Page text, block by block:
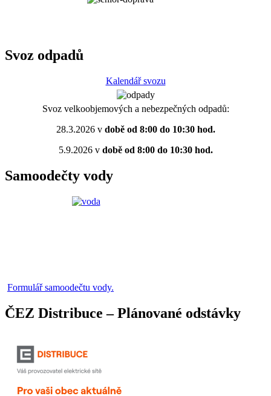
Svoz odpadů
Kalendář svozu
Svoz velkoobjemových a nebezpečných odpadů:
28.3.2026 vdobě od 8:00 do 10:30 hod.
5.9.2026 vdobě od 8:00 do 10:30 hod.
Samoodečty vody
Formulář samoodečtu vody.
ČEZ Distribuce – Plánované odstávky